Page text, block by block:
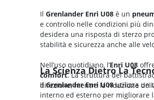
Il Grenlander Enri U08 è un
e controllo nelle condizioni più
desidera una risposta di sterzo
stabilità e sicurezza anche alle
Nell’uso quotidiano, l’Enri U08
comfort. La struttura del
direzione, mentre la riduzione
La Scienza Dietro La
IlGrenlander Enri U08utilizza un
interno ed esterno per migliorare